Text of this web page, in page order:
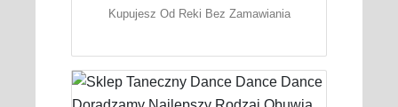
Kupujesz Od Reki Bez Zamawiania